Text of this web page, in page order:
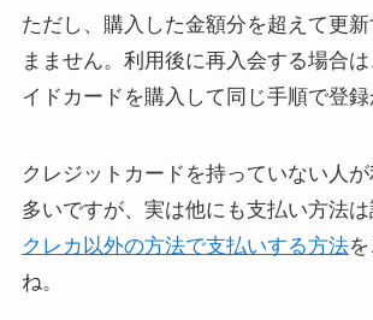
ただし、購入した金額分を超えて更
まません。利用後に再入会する場合
イドカードを購入して同じ手順で登録
クレジットカードを持っていない人
多いですが、実は他にも支払い方法は
クレカ以外の方法で支払いする方法を
ね。